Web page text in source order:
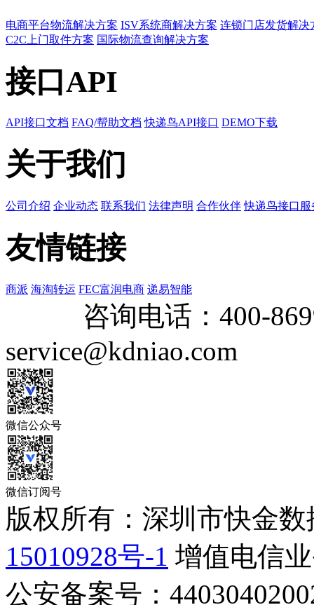
电商平台物流解决方案 ISV系统商解决方案 连锁门店发货解决
C2C上门取件方案 国际物流查询解决方案
接口API
API接口文档 FAQ/帮助文档 快递鸟API接口 DEMO下载
关于我们
公司介绍 企业动态 联系我们 法律声明 合作伙伴 快递鸟接口服
友情链接
商派 海淘转运 FEC富润电商 递易智能
咨询电话： 400-
service@kdniao.com
微信公众号
微信订阅号
版权所有：深圳市快金
15010928号-1 增值电信
公安备案号：